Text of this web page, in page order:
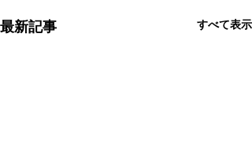
最新記事 すべて表示